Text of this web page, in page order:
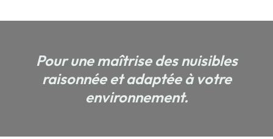
Pour une maîtrise des nuisibles
raisonnée et adaptée à votre
environnement.